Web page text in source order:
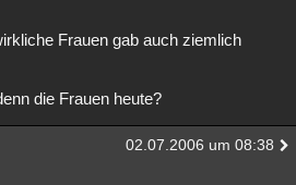
Frauen gab auch ziemlich
die Frauen heute?
02.07.2006 um 08:38